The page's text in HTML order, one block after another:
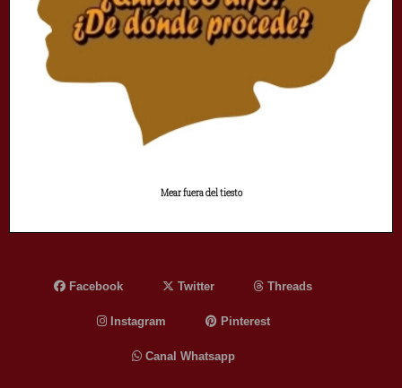
Mear fuera del tiesto
Facebook Twitter Threads
Instagram Pinterest
Canal Whatsapp